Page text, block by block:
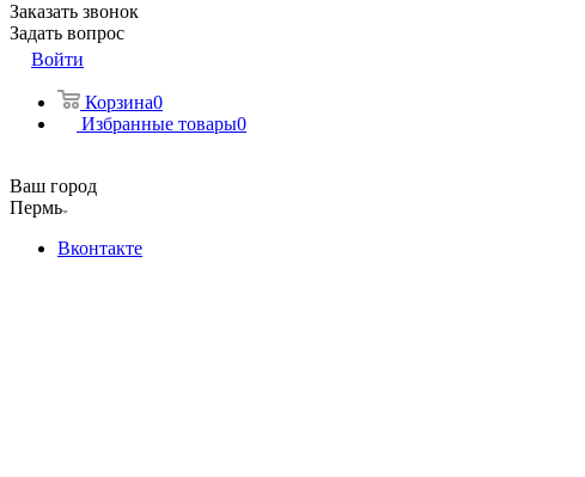
Заказать звонок
Задать вопрос
Войти
Корзина0
Избранные товары0
Ваш город
Пермь
Вконтакте